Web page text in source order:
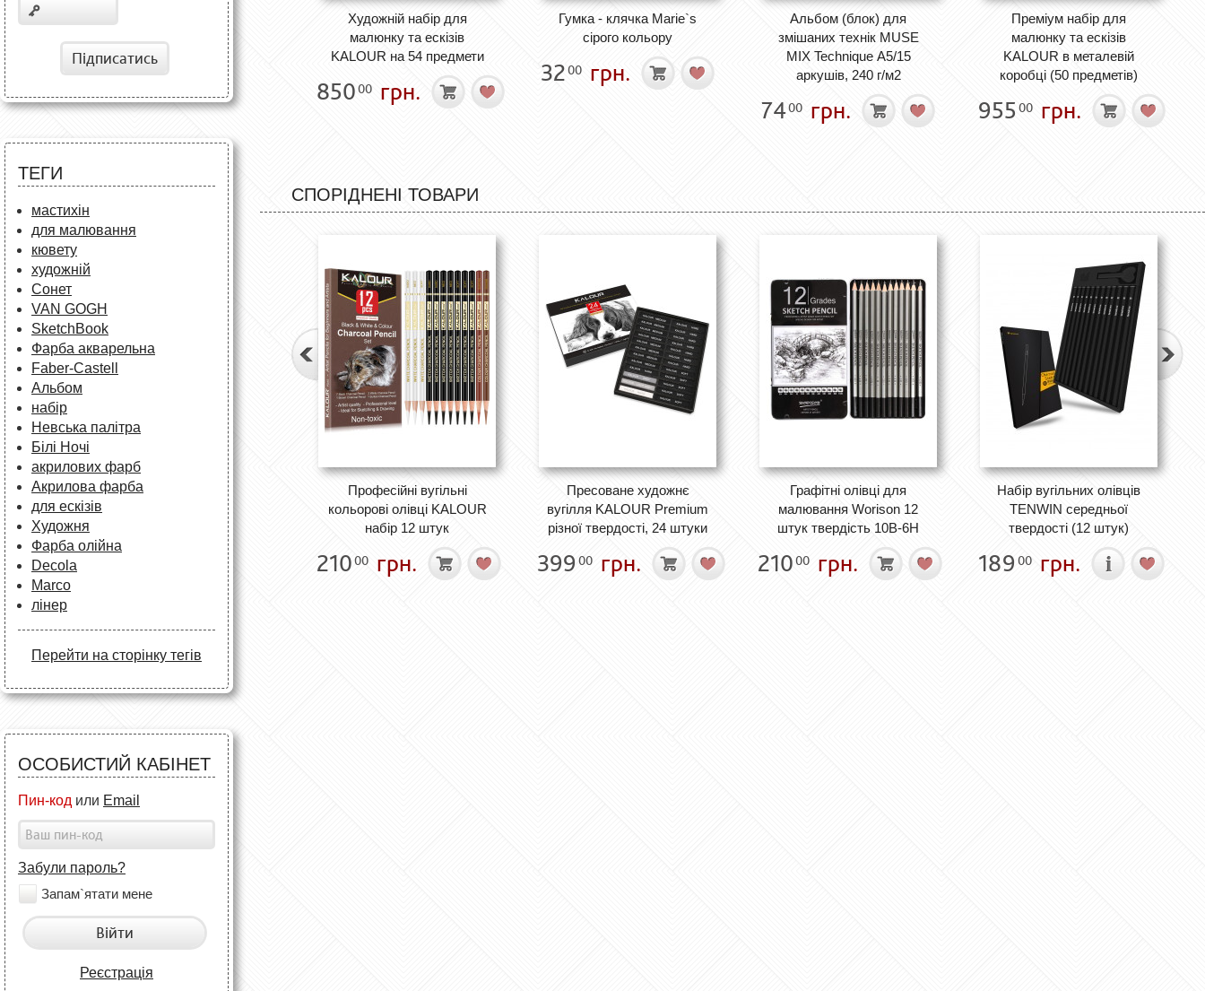
Підписатись
ТЕГИ
мастихін
для малювання
кювету
художній
Сонет
VAN GOGH
SketchBook
Фарба акварельна
Faber-Castell
Альбом
набір
Невська палітра
Білі Ночі
акрилових фарб
Акрилова фарба
для ескізів
Художня
Фарба олійна
Decola
Marco
лінер
Перейти на сторінку тегів
ОСОБИСТИЙ КАБІНЕТ
Пин-код или Email
Забули пароль?
Запам`ятати мене
Війти
Реєстрація
Художній набір для
малюнку та ескізів
KALOUR на 54 предмети
85000 грн.
Гумка - клячка Marie`s
сірого кольору
3200 грн.
Альбом (блок) для
змішаних технік MUSE
MIX Technique А5/15
аркушів, 240 г/м2
7400 грн.
Преміум набір для
малюнку та ескізів
KALOUR в металевій
коробці (50 предметів)
955 00 грн.
СПОРІДНЕНІ ТОВАРИ
Професійні вугільні
кольорові олівці KALOUR
набір 12 штук
21000 грн.
Пресоване художнє
вугілля KALOUR Premium
різної твердості, 24 штуки
399 00 грн.
Графітні олівці для
малювання Worison 12
штук твердість 10В-6Н
21000 грн.
Набір вугільних олівців
TENWIN середньої
твердості (12 штук)
189 00 грн.